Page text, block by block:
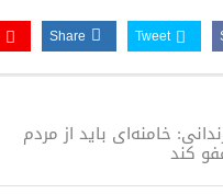
Tweet
Share
خامنه‌ای باید از مردم
کند